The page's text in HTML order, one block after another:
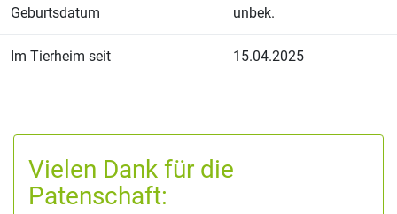
Geburtsdatum unbek.
Im Tierheim seit 15.04.2025
Vielen Dank für die
Patenschaft: